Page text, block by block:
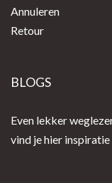
Annuleren
Retour
BLOGS
Even lekker
vind je hier